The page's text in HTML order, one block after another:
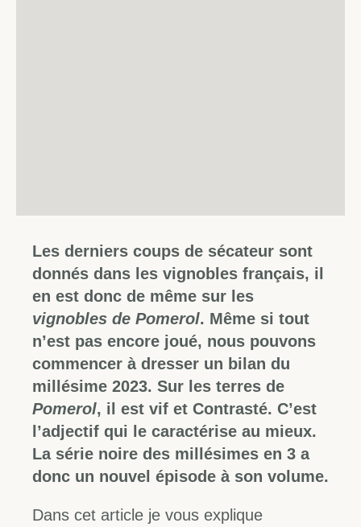
Les derniers coups de sécateur sont
donnés dans les vignobles français, il
en est donc de même sur les
vignobles de Pomerol. Même si tout
n’est pas encore joué, nous pouvons
commencer à dresser un bilan du
millésime 2023. Sur les terres de
Pomerol, il est vif et Contrasté. C’est
l’adjectif qui le caractérise au mieux.
La série noire des millésimes en 3 a
donc un nouvel épisode à son volume.
Dans cet article je vous explique